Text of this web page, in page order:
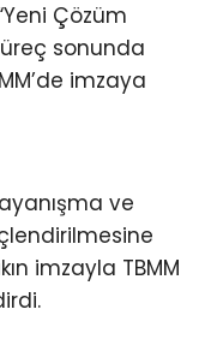
Çözüm
sonunda
imzaya
ve
imzayla TBMM